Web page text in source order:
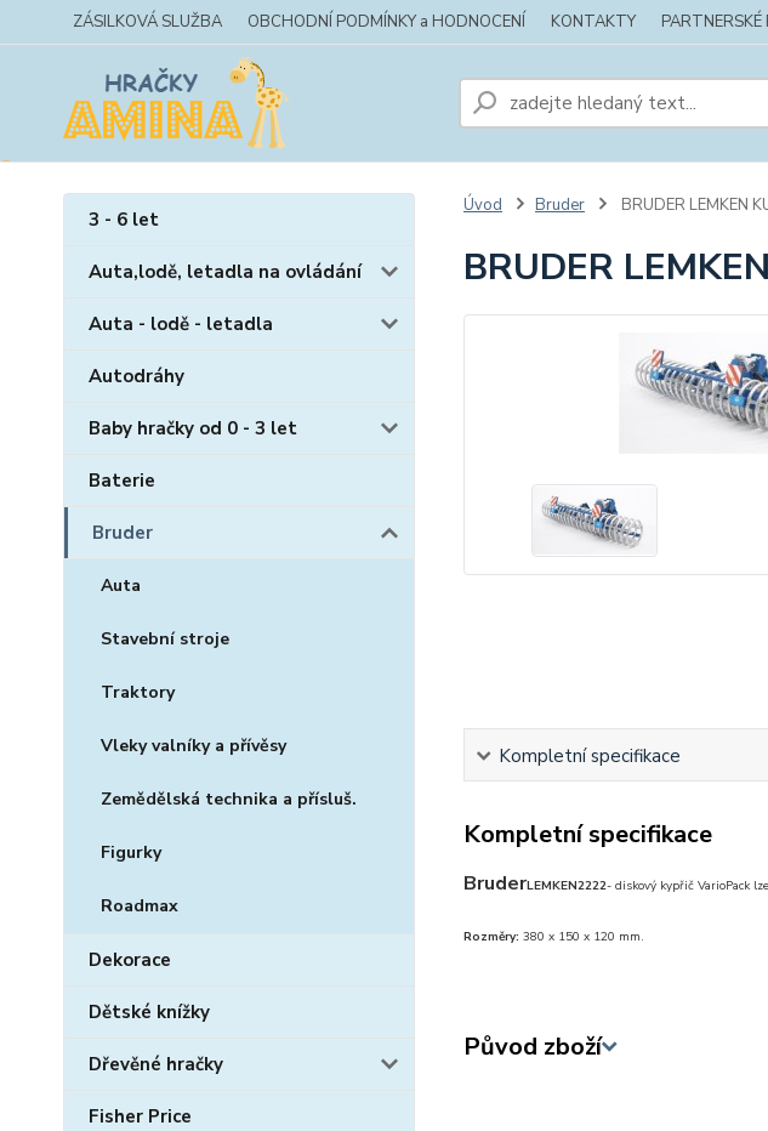
ZÁSILKOVÁ SLUŽBA OBCHODNÍ PODMÍNKY a HODNOCENÍ KONTAKTY PARTNERSKÉ
3 - 6 let
Auta,lodě, letadla na ovládání
Auta - lodě - letadla
Autodráhy
Baby hračky od 0 - 3 let
Baterie
Bruder
Auta
Stavební stroje
Traktory
Vleky valníky a přívěsy
Zemědělská technika a přísluš.
Figurky
Roadmax
Dekorace
Dětské knížky
Dřevěné hračky
Fisher Price
Úvod Bruder BRUDER LEMKEN
BRUDER
Kompletní specifikace
Kompletní specifikace
BruderLEMKEN2222- diskový kypřič
Rozměry: 380 x 150 x 120 mm.
Původ zboží